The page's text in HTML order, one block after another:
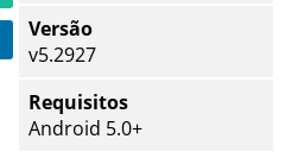
Versão
v5.2927
Requisitos
Android 5.0+